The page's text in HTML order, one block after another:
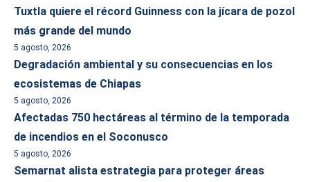
Tuxtla quiere el récord Guinness con la jícara de pozol
más grande del mundo
5 agosto, 2026
Degradación ambiental y su consecuencias en los
ecosistemas de Chiapas
5 agosto, 2026
Afectadas 750 hectáreas al término de la temporada
de incendios en el Soconusco
5 agosto, 2026
Semarnat alista estrategia para proteger áreas